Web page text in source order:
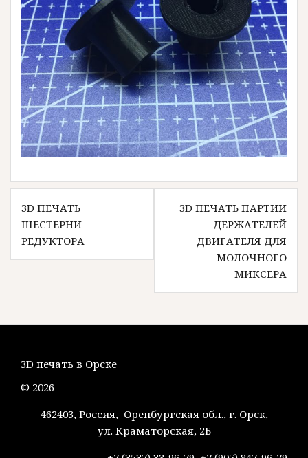
Навигация
по
записям
3D ПЕЧАТЬ
ШЕСТЕРНИ
РЕДУКТОРА
3D ПЕЧАТЬ ПАРТИИ
ДЕРЖАТЕЛЕЙ
ДВИГАТЕЛЯ ДЛЯ
МОЛОЧНОГО
МИКСЕРА
3D печать в Орске
© 2026
462403, Россия, Оренбургская обл., г. Орск,
ул. Краматорская, 2Б